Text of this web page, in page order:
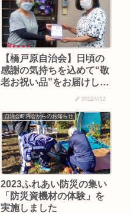
【橋戸原自治会】日頃の
感謝の気持ちを込めて“敬
老お祝い品”をお届けしま
2022/9/12
自治会町内会からのお知らせ
2023ふれあい防災の集い
「防災資機材の体験」を
実施しました